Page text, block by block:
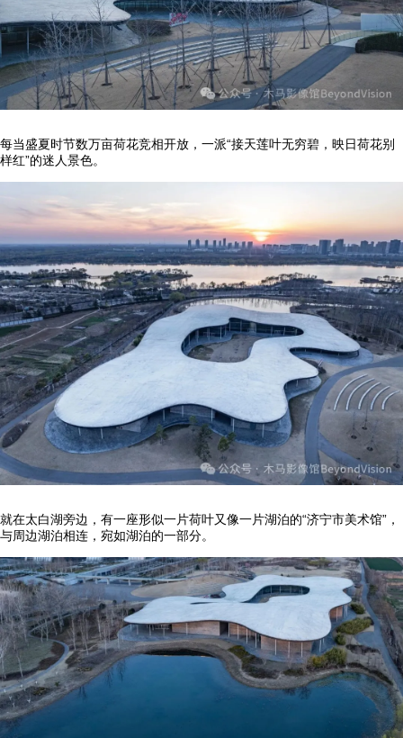
每当盛夏时节数万亩荷花竞相开放，一派“接天莲叶无穷碧，映日荷花别
样红”的迷人景色。
就在太白湖旁边，有一座形似一片荷叶又像一片湖泊的“济宁市美术馆”，
与周边湖泊相连，宛如湖泊的一部分。